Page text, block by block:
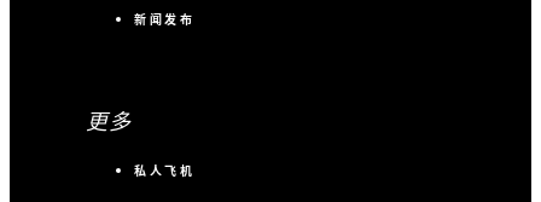
新闻发布
更多
私人飞机